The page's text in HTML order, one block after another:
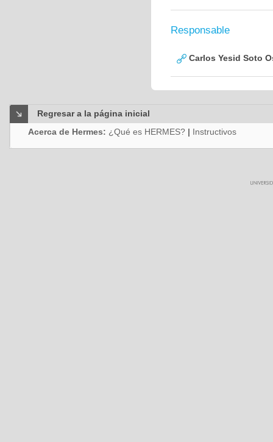
Responsable
Carlos Yesid Soto
Regresar a la página inicial
Acerca de Hermes: ¿Qué es HERMES? | Instructivos